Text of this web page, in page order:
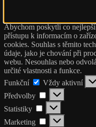
Abychom poskytli co
přístupu k informacím o
cookies. Souhlas s těmito
údaje, jako je chování při
webu. Nesouhlas nebo
určité vlastnosti a funkce.
Funkční
Funkční
Vždy aktivní
Předvolby
Předvolby
Statistiky Statistiky
Marketing Marketing